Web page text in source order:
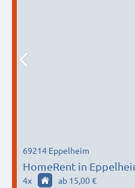
HomeRent in
52201-eppelheim
69214 Eppelheim
4x ab 15,00 €